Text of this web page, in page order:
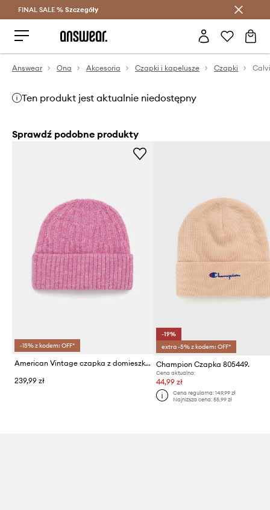
Oszczędzaj z Answear Club >
FINAL SALE % Szczegóły
Answear Ona Akcesoria Czapki i kapelusze Czapki
Ten produkt jest aktualnie niedostępny
Sprawdź podobne produkty
-15% z kodem: OFF*
American Vintage czapka z domieszką wełny Bonnet
239,99 zł
-19%
extra -5% z kodem: OFF*
Champion Czapka 805449.
Cena aktualna:
44,99 zł
Cena regularna: 149,99 zł
Najniższa cena: 55,99 zł